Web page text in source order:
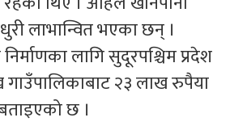
लाभान्वित भएका छन् ।
लागि सुदूरपश्चिम प्रदेश
२३ लाख रुपैया
छ ।